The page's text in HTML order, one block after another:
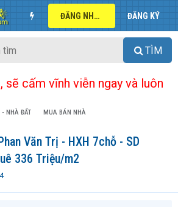
ĐĂNG NHẬP ĐĂNG KÝ
TÌM
sẽ cấm vĩnh viễn ngay và luôn
- NHÀ ĐẤT MUA BÁN NHÀ
Văn Trị - HXH 7chỗ - SD
336 Triệu/m2